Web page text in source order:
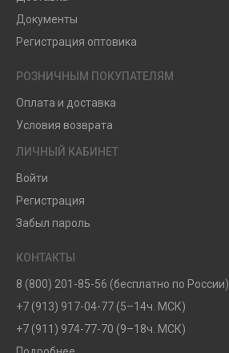
Документы
Регистрация оптовика
РОЗНИЧНЫМ ПОКУПАТЕЛЯМ
Оплата и доставка
Условия возврата
ЛИЧНЫЙ КАБИНЕТ
Войти
Регистрация
Забыл пароль
КОНТАКТЫ
8 (800) 201-85-56 (бесплатно по России)
+7 (913) 917-04-77 (5–14ч. МСК)
+7 (911) 974-77-70 (9–18ч. МСК)